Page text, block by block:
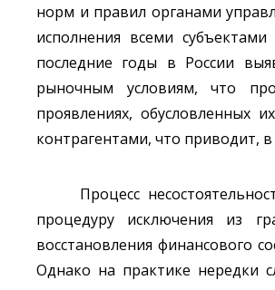
норм и правил органами
исполнения всеми
последние годы в России
рыночным условиям, что
проявлениях, обусловленных
контрагентами, что приводит,
Процесс
процедуру исключения из
восстановления финансового
Однако на практике нередки